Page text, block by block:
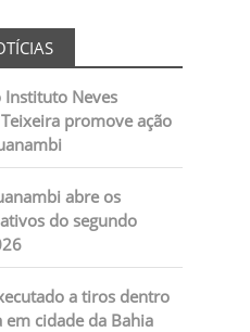
Instituto Neves
promove ação
abre os
do segundo
a tiros dentro
em cidade da Bahia